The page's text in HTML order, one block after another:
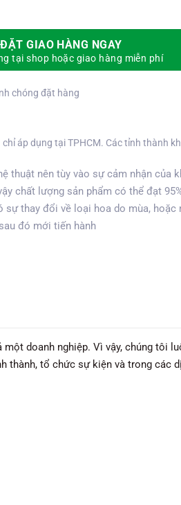
ĐẶT GIAO HÀNG NGAY
tại shop hoặc giao hàng miễn phí
chóng đặt hàng
áp dụng tại TPHCM. Các tỉnh thành
thuật nên tùy vào sự cảm nhận của
chất lượng sản phẩm có thể đạt
sự thay đổi về loại hoa do mùa, hoặc
đó mới tiến hành
doanh nghiệp. Vì vậy, chúng tôi
thành, tổ chức sự kiện và trong các